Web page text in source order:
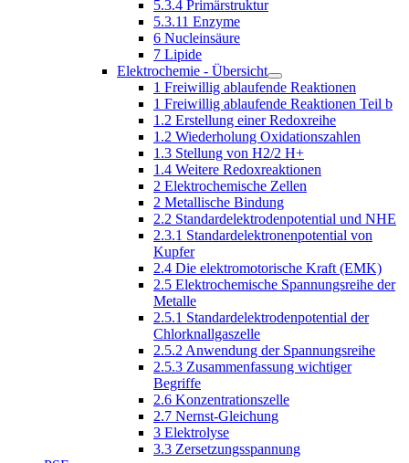
5.3.4 Primärstruktur
5.3.11 Enzyme
6 Nucleinsäure
7 Lipide
Elektrochemie - Übersicht
1 Freiwillig ablaufende Reaktionen
1 Freiwillig ablaufende Reaktionen Teil b
1.2 Erstellung einer Redoxreihe
1.2 Wiederholung Oxidationszahlen
1.3 Stellung von H2/2 H+
1.4 Weitere Redoxreaktionen
2 Elektrochemische Zellen
2 Metallische Bindung
2.2 Standardelektrodenpotential und NHE
2.3.1 Standardelektronenpotential von
Kupfer
2.4 Die elektromotorische Kraft (EMK)
2.5 Elektrochemische Spannungsreihe der
Metalle
2.5.1 Standardelektrodenpotential der
Chlorknallgaszelle
2.5.2 Anwendung der Spannungsreihe
2.5.3 Zusammenfassung wichtiger
Begriffe
2.6 Konzentrationszelle
2.7 Nernst-Gleichung
3 Elektrolyse
3.3 Zersetzungsspannung